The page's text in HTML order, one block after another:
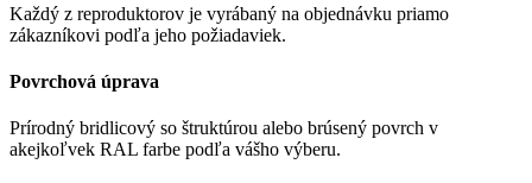
Každý z reproduktorov je vyrábaný na objednávku priamo
zákazníkovi podľa jeho požiadaviek.
Povrchová úprava
Prírodný bridlicový so štruktúrou alebo brúsený povrch v
akejkoľvek RAL farbe podľa vášho výberu.